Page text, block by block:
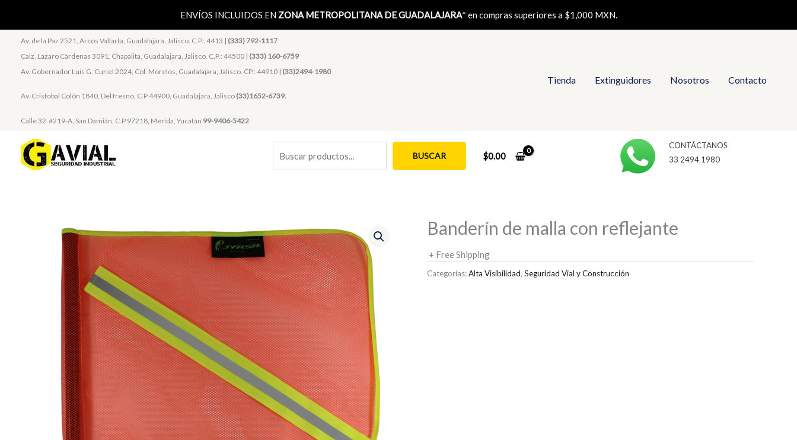
ENVÍOS INCLUIDOS ENZONA METROPOLITANA DE GUADALAJARA* en compras superiores a $1,000 MXN.
Av. de la Paz 2521, Arcos Vallarta, Guadalajara, Jalisco. C.P.: 4413 | (333) 792-1117
Calz. Lázaro Cárdenas 3091, Chapalita, Guadalajara, Jalisco. C.P.: 44500 | (333) 160-6759
Av. Gobernador Luis G. Curiel 2024, Col. Morelos, Guadalajara, Jalisco. CP.: 44910 | (33)2494-1980
Av. Cristobal Colón 1840, Del fresno, C.P 44900, Guadalajara, Jalisco (33)1652-6739.
Calle 32 #219-A, San Damián, C.P 97218, Merida, Yucatán 99-9406-5422
Tienda Extinguidores Nosotros Contacto
BUSCAR $0.00
CONTÁCTANOS
33 2494 1980
Banderín de malla con reflejante
+ Free Shipping
Categorías:Alta Visibilidad, Seguridad Vial y Construcción